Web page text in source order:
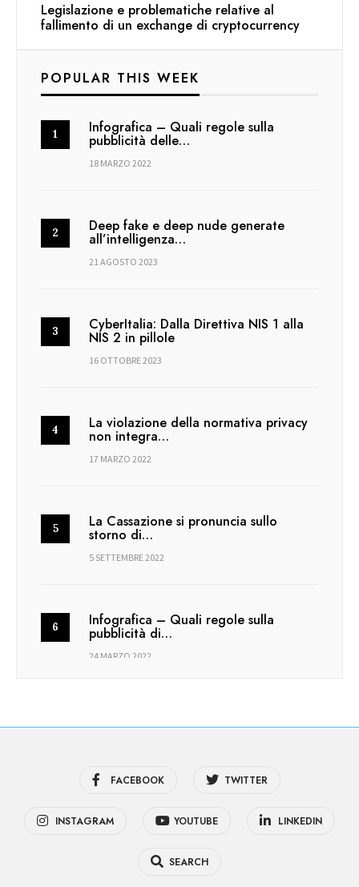
Legislazione e problematiche relative al
fallimento di un exchange di cryptocurrency
POPULAR THIS WEEK
Infografica – Quali regole sulla
pubblicità delle…
18 MARZO 2022
Deep fake e deep nude generate
all’intelligenza…
21 AGOSTO 2023
CyberItalia: Dalla Direttiva NIS 1 alla
NIS 2 in pillole
16 OTTOBRE 2023
La violazione della normativa privacy
non integra…
17 MARZO 2022
La Cassazione si pronuncia sullo
storno di…
5 SETTEMBRE 2022
Infografica – Quali regole sulla
pubblicità di…
24 MARZO 2022
FACEBOOK TWITTER
INSTAGRAM YOUTUBE LINKEDIN
SEARCH